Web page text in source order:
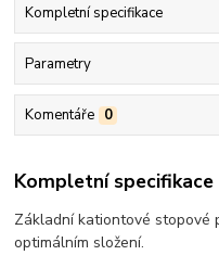
Kompletní specifikace
Parametry
Komentáře 0
Kompletní specifikace
Základní kationtové stopové
optimálním složení.